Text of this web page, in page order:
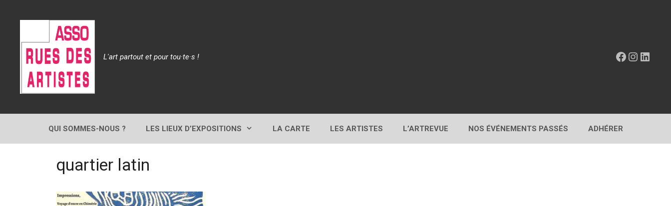
L'art partout et pour tou·te·s ! Facebook
QUI SOMMES-NOUS ? LES LIEUX D’EXPOSITIONS LA CARTE LES ARTISTES L’ARTREVUE NOS ÉVÉNEMENTS PASSÉS ADHÉRER
quartier latin